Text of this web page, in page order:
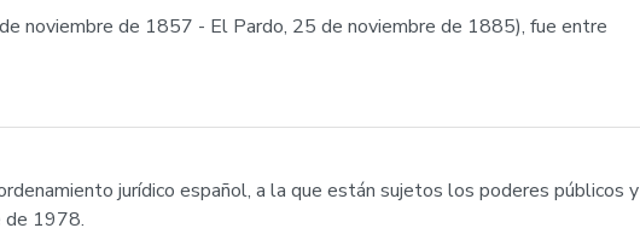
noviembre de 1857 - El Pardo, 25 de noviembre de 1885), fue entre
jurídico español, a la que están sujetos los poderes públicos y
de 1978.